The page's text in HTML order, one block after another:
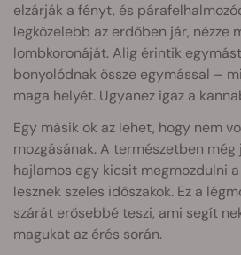
elzárják a fényt, és
legközelebb az erdőben jár, nézze
lombkoronáját. Alig érintik
bonyolódnak össze egymással –
maga helyét. Ugyanez igaz a
Egy másik ok az lehet, hogy nem
mozgásának. A természetben
hajlamos egy kicsit megmozdulni
lesznek szeles időszakok. Ez a
szárát erősebbé teszi, ami segít
magukat az érés során.